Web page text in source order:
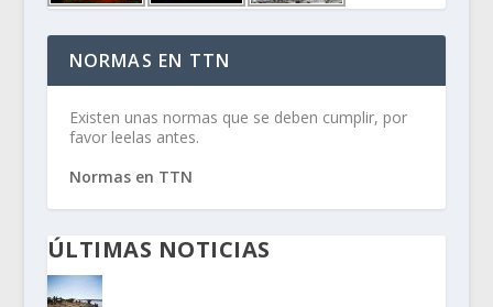
NORMAS EN TTN
Existen unas normas que se deben cumplir, por
favor leelas antes.
Normas en TTN
ÚLTIMAS NOTICIAS